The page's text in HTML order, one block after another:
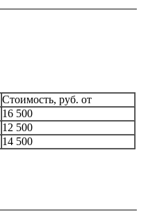
Стоимость, руб. от
16 500
12 500
14 500